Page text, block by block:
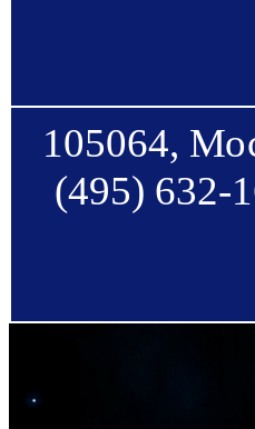
105064,
(495) 632-